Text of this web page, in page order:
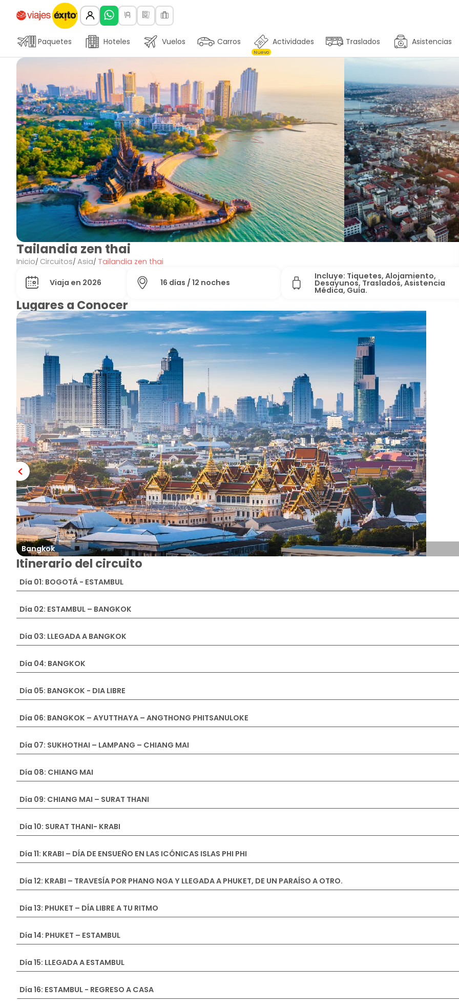
Paquetes Hoteles Vuelos Carros Actividades
Nuevo
Traslados Asistencias
Tailandia zen thai
Inicio Circuitos Asia Tailandia zen thai
Viaja en 2026 16 días / 12 noches
Incluye: Tiquetes, Alojamiento,
Desayunos, Traslados, Asistencia
Médica, Guía.
Lugares a Conocer
Bangkok
Itinerario del circuito
Día 01: BOGOTÁ - ESTAMBUL
Día 02: ESTAMBUL – BANGKOK
Día 03: LLEGADA A BANGKOK
Día 04: BANGKOK
Día 05: BANGKOK - DIA LIBRE
Día 06: BANGKOK – AYUTTHAYA – ANGTHONG PHITSANULOKE
Día 07: SUKHOTHAI – LAMPANG – CHIANG MAI
Día 08: CHIANG MAI
Día 09: CHIANG MAI – SURAT THANI
Día 10: SURAT THANI- KRABI
Día 11: KRABI – DÍA DE ENSUEÑO EN LAS ICÓNICAS ISLAS PHI PHI
Día 12: KRABI – TRAVESÍA POR PHANG NGA Y LLEGADA A PHUKET, DE UN PARAÍSO A OTRO.
Día 13: PHUKET – DÍA LIBRE A TU RITMO
Día 14: PHUKET – ESTAMBUL
Día 15: LLEGADA A ESTAMBUL
Día 16: ESTAMBUL - REGRESO A CASA